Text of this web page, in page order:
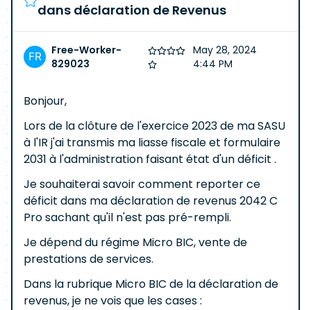
dans déclaration de Revenus
Free-Worker-
829023
May 28, 2024
4:44 PM
Bonjour,
Lors de la clôture de l'exercice 2023 de ma SASU
à l'IR j'ai transmis ma liasse fiscale et formulaire
2031 à l'administration faisant état d'un déficit .
Je souhaiterai savoir comment reporter ce
déficit dans ma déclaration de revenus 2042 C
Pro sachant qu'il n'est pas pré-rempli.
Je dépend du régime Micro BIC, vente de
prestations de services.
Dans la rubrique Micro BIC de la déclaration de
revenus, je ne vois que les cases :